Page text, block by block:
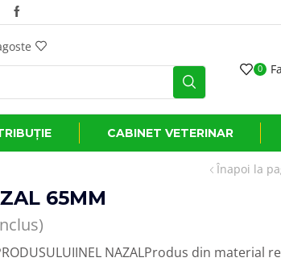
0
CABINET VETERINAR
Înapoi la
65MM
NAZALProdus din material